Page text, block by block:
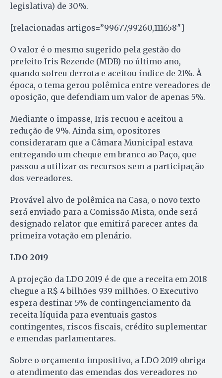
legislativa) de 30%.
[relacionadas artigos=”99677,99260,111658″]
O valor é o mesmo sugerido pela gestão do
prefeito Iris Rezende (MDB) no último ano,
quando sofreu derrota e aceitou índice de 21%. À
época, o tema gerou polêmica entre vereadores de
oposição, que defendiam um valor de apenas 5%.
Mediante o impasse, Iris recuou e aceitou a
redução de 9%. Ainda sim, opositores
consideraram que a Câmara Municipal estava
entregando um cheque em branco ao Paço, que
passou a utilizar os recursos sem a participação
dos vereadores.
Provável alvo de polêmica na Casa, o novo texto
será enviado para a Comissão Mista, onde será
designado relator que emitirá parecer antes da
primeira votação em plenário.
LDO 2019
A projeção da LDO 2019 é de que a receita em 2018
chegue a R$ 4 bilhões 939 milhões. O Executivo
espera destinar 5% de contingenciamento da
receita líquida para eventuais gastos
contingentes, riscos fiscais, crédito suplementar
e emendas parlamentares.
Sobre o orçamento impositivo, a LDO 2019 obriga
o atendimento das emendas dos vereadores no